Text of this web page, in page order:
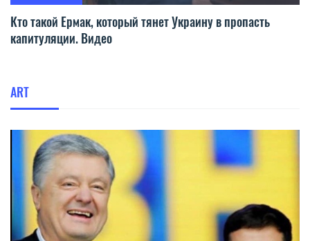
Кто такой Ермак, который тянет Украину в пропасть
капитуляции. Видео
ART